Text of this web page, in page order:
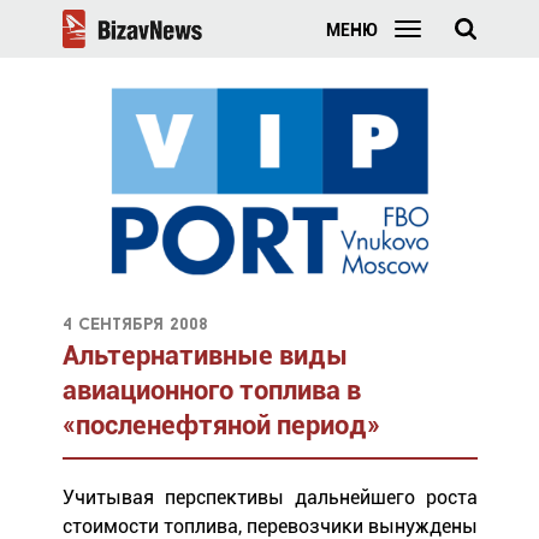
МЕНЮ
4 сентября 2008
Альтернативные виды
авиационного топлива в
«посленефтяной период»
Учитывая перспективы дальнейшего роста
стоимости топлива, перевозчики вынуждены